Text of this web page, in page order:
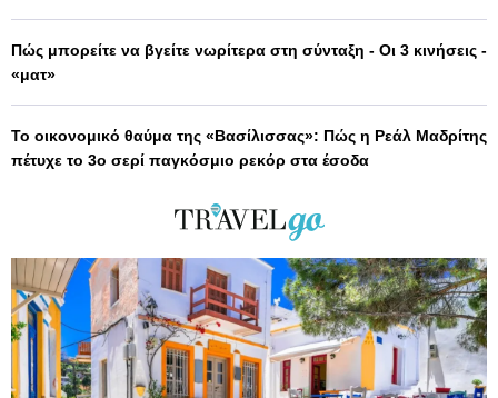
Πώς μπορείτε να βγείτε νωρίτερα στη σύνταξη - Οι 3 κινήσεις -
«ματ»
Το οικονομικό θαύμα της «Βασίλισσας»: Πώς η Ρεάλ Μαδρίτης
πέτυχε το 3ο σερί παγκόσμιο ρεκόρ στα έσοδα